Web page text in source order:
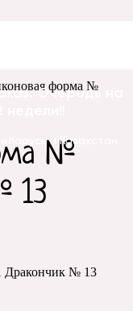
Очередь на
и Казахстан
форма №
№
13
Дракончик № 13